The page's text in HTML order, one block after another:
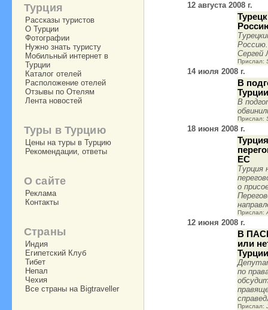
12 августа 2008 г.
Сергей
Прислал:
14 июля 2008 г.
В
В
Прислал:
18 июня 2008 г.
ЕС
Турция
о
Прислал:
12 июня 2008 г.
В
или
Турции
по
Прислал:
Турция
Рассказы туристов
О Турции
Фотографии
Нужно знать туристу
Мобильный интернет в
Турции
Каталог отелей
Расположение отелей
Отзывы по Отелям
Лента новостей
Туры в Турцию
Цены на туры в Турцию
Рекомендации, ответы
О сайте
Реклама
Контакты
Страны
Индия
Египетский Клуб
Тибет
Непал
Чехия
Все страны на Bigtraveller